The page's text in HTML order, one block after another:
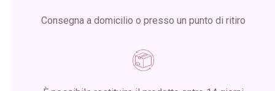
Consegna a domicilio o presso un punto di ritiro